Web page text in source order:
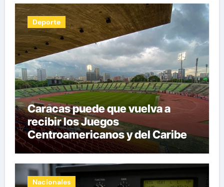
Deporte
Caracas puede que vuelva a
recibir los Juegos
Centroamericanos y del Caribe
tras mas de 70 años
Nacionales